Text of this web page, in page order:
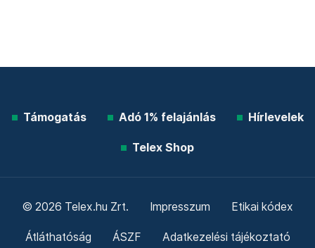
Támogatás Adó 1% felajánlás Hírlevelek
Telex Shop
© 2026 Telex.hu Zrt. Impresszum Etikai kódex
Átláthatóság ÁSZF Adatkezelési tájékoztató